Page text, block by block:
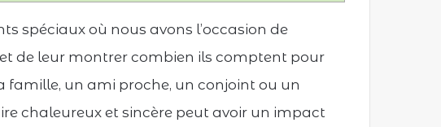
spéciaux où nous avons l’occasion de
de leur montrer combien ils comptent pour
famille, un ami proche, un conjoint ou un
chaleureux et sincère peut avoir un impact